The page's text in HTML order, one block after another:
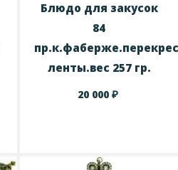
Блюдo для зaкуcoк
84
ленты.веc 257 гр.
20 000₽